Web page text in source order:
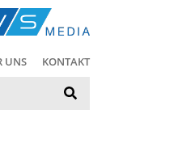
UNS KONTAKT